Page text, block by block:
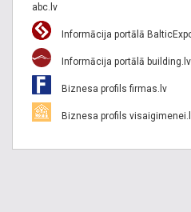
abc.lv
Informācija portālā
Informācija portālā
Biznesa profils firmas.lv
Biznesa profils